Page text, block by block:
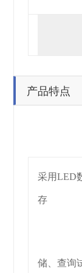
产品特点
采用LED
存
储、查询